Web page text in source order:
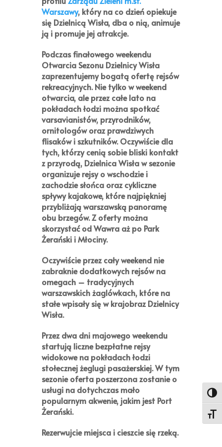
Warszawy, który na co dzień opiekuje
się Dzielnicą Wisła, dba o nią, animuje
ją i promuje jej atrakcje.
Podczasfinałowego weekendu
Otwarcia Sezonu Dzielnicy Wisła
zaprezentujemy bogatą ofertę rejsów
rekreacyjnych. Nie tylko w weekend
otwarcia, ale przez całe lato na
pokładach łodzi można spotkać
varsavianistów, przyrodników,
ornitologów oraz prawdziwych
flisaków i szkutników. Oczywiście dla
tych, którzy cenią sobie bliski kontakt
z przyrodą, Dzielnica Wisła w sezonie
organizuje rejsy o wschodzie i
zachodzie słońca oraz cykliczne
spływy kajakowe, które najpiękniej
przybliżają warszawską panoramę
obu brzegów. Z oferty można
skorzystać od Wawra aż po Park
Żerański i Młociny.
Oczywiście przez cały weekend nie
zabraknie dodatkowych rejsów na
omegach – tradycyjnych
warszawskich żaglówkach, które na
stałe wpisały się w krajobraz Dzielnicy
Wisła.
Przez dwa dni majowego weekendu
startują liczne bezpłatne rejsy
widokowe na pokładach łodzi
stołecznej żeglugi pasażerskiej. W tym
sezonie oferta poszerzona zostanie o
usługi na dotychczas mało
popularnym akwenie, jakim jest Port
Żerański.
Rezerwujcie miejsca i cieszcie się rzeką.